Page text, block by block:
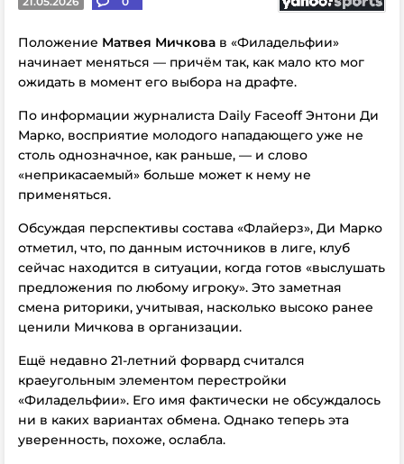
Положение Матвея Мичкова в «Филадельфии»
начинает меняться — причём так, как мало кто мог
ожидать в момент его выбора на драфте.
По информации журналиста Daily Faceoff Энтони Ди
Марко, восприятие молодого нападающего уже не
столь однозначное, как раньше, — и слово
«неприкасаемый» больше может к нему не
применяться.
Обсуждая перспективы состава «Флайерз», Ди Марко
отметил, что, по данным источников в лиге, клуб
сейчас находится в ситуации, когда готов «выслушать
предложения по любому игроку». Это заметная
смена риторики, учитывая, насколько высоко ранее
ценили Мичкова в организации.
Ещё недавно 21-летний форвард считался
краеугольным элементом перестройки
«Филадельфии». Его имя фактически не обсуждалось
ни в каких вариантах обмена. Однако теперь эта
уверенность, похоже, ослабла.